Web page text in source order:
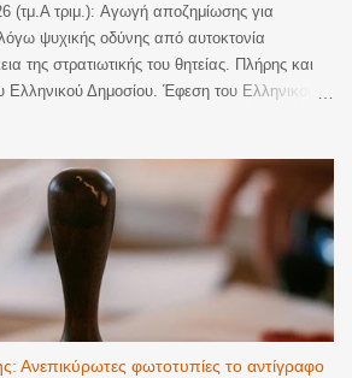
(τμ.Α τριμ.): Αγωγή αποζημίωσης για
ψυχικής οδύνης από αυτοκτονία
της στρατιωτικής του θητείας. Πλήρης και
Ελληνικού Δημοσίου. Έφεση του Ελληνικού
ικανοποίηση λόγω ψυχικής οδύνης
του εκκαλούντος Δημοσίου να
το συνολικό ποσό των 110.000€ (70.000€
κληρονόμο των αποβιωσάντων
για λογαριασμό εκάστου), ως εύλογη
την ψυχική οδύνη που υπέστησαν η ίδια και
τον θάνατο, δι' αυτοκτονίας, του υιού της και
Ανεπικύρωτες φωτοτυπίες το αντίγραφο